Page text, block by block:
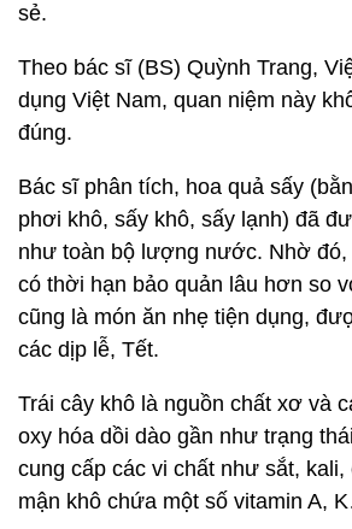
sẻ.
Theo bác sĩ (BS) Quỳnh Trang,
dụng Việt Nam, quan niệm này
đúng.
Bác sĩ phân tích, hoa quả sấy
phơi khô, sấy khô, sấy lạnh) đã
như toàn bộ lượng nước. Nhờ đó,
có thời hạn bảo quản lâu hơn so
cũng là món ăn nhẹ tiện dụng,
các dịp lễ, Tết.
Trái cây khô là nguồn chất xơ và
oxy hóa dồi dào gần như trạng
cung cấp các vi chất như sắt, kali,
mận khô chứa một số vitamin A,